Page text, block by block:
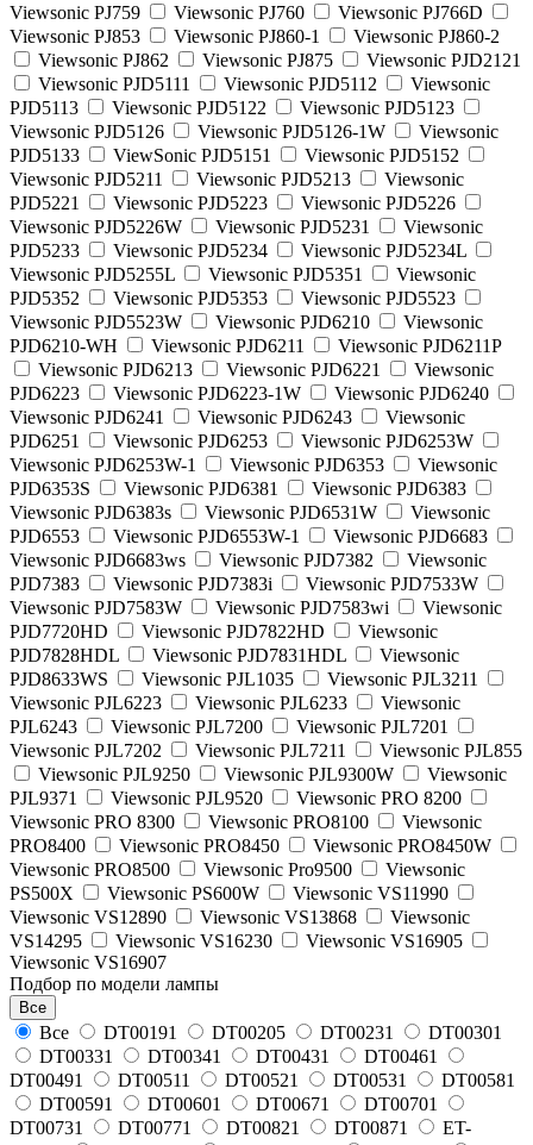
Viewsonic PJ759
Viewsonic PJ760
Viewsonic PJ766D
Viewsonic PJ853
Viewsonic PJ860-1
Viewsonic PJ860-2
Viewsonic PJ862
Viewsonic PJ875
Viewsonic PJD2121
Viewsonic PJD5111
Viewsonic PJD5112
Viewsonic
PJD5113
Viewsonic PJD5122
Viewsonic PJD5123
Viewsonic PJD5126
Viewsonic PJD5126-1W
Viewsonic
PJD5133
ViewSonic PJD5151
Viewsonic PJD5152
Viewsonic PJD5211
Viewsonic PJD5213
Viewsonic
PJD5221
Viewsonic PJD5223
Viewsonic PJD5226
Viewsonic PJD5226W
Viewsonic PJD5231
Viewsonic
PJD5233
Viewsonic PJD5234
Viewsonic PJD5234L
Viewsonic PJD5255L
Viewsonic PJD5351
Viewsonic
PJD5352
Viewsonic PJD5353
Viewsonic PJD5523
Viewsonic PJD5523W
Viewsonic PJD6210
Viewsonic
PJD6210-WH
Viewsonic PJD6211
Viewsonic PJD6211P
Viewsonic PJD6213
Viewsonic PJD6221
Viewsonic
PJD6223
Viewsonic PJD6223-1W
Viewsonic PJD6240
Viewsonic PJD6241
Viewsonic PJD6243
Viewsonic
PJD6251
Viewsonic PJD6253
Viewsonic PJD6253W
Viewsonic PJD6253W-1
Viewsonic PJD6353
Viewsonic
PJD6353S
Viewsonic PJD6381
Viewsonic PJD6383
Viewsonic PJD6383s
Viewsonic PJD6531W
Viewsonic
PJD6553
Viewsonic PJD6553W-1
Viewsonic PJD6683
Viewsonic PJD6683ws
Viewsonic PJD7382
Viewsonic
PJD7383
Viewsonic PJD7383i
Viewsonic PJD7533W
Viewsonic PJD7583W
Viewsonic PJD7583wi
Viewsonic
PJD7720HD
Viewsonic PJD7822HD
Viewsonic
PJD7828HDL
Viewsonic PJD7831HDL
Viewsonic
PJD8633WS
Viewsonic PJL1035
Viewsonic PJL3211
Viewsonic PJL6223
Viewsonic PJL6233
Viewsonic
PJL6243
Viewsonic PJL7200
Viewsonic PJL7201
Viewsonic PJL7202
Viewsonic PJL7211
Viewsonic PJL855
Viewsonic PJL9250
Viewsonic PJL9300W
Viewsonic
PJL9371
Viewsonic PJL9520
Viewsonic PRO 8200
Viewsonic PRO 8300
Viewsonic PRO8100
Viewsonic
PRO8400
Viewsonic PRO8450
Viewsonic PRO8450W
Viewsonic PRO8500
Viewsonic Pro9500
Viewsonic
PS500X
Viewsonic PS600W
Viewsonic VS11990
Viewsonic VS12890
Viewsonic VS13868
Viewsonic
VS14295
Viewsonic VS16230
Viewsonic VS16905
Viewsonic VS16907
Подбор по модели лампы
Все
Все DT00191 DT00205 DT00231
DT00301
DT00331
DT00341 DT00431
DT00461
DT00491
DT00511 DT00521 DT00531
DT00581
DT00591
DT00601 DT00671
DT00701
DT00731
DT00771 DT00821 DT00871
ET-